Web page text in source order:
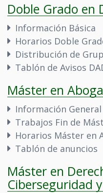
Doble Grado en
Información Básica
Horarios Doble
Distribución de
Tablón de Avisos
Máster en
Información General
Trabajos Fin de
Horarios Máster en
Tablón de anuncios
Máster en
Ciberseguridad